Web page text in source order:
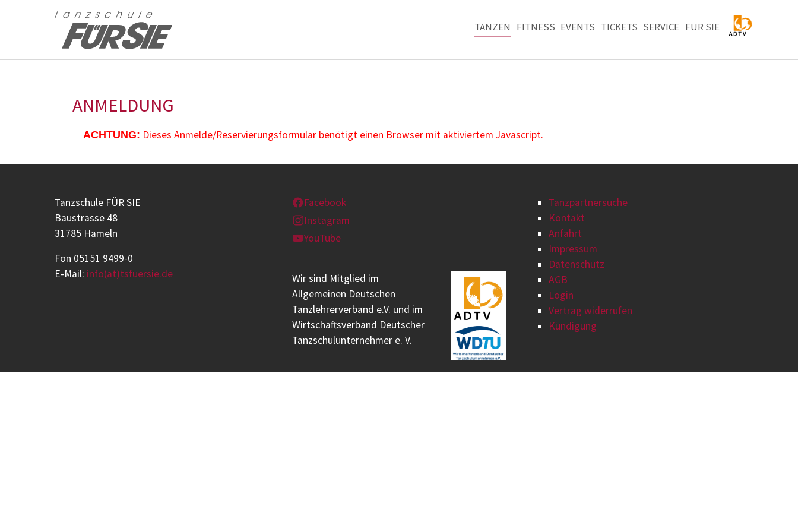
TANZEN FITNESS EVENTS TICKETS SERVICE FÜR SIE
ANMELDUNG
ACHTUNG: Dieses Anmelde/Reservierungsformular benötigt einen Browser mit aktiviertem Javascript.
Tanzschule FÜR SIE
Baustrasse 48
31785 Hameln
Fon 05151 9499-0
E-Mail: info(at)tsfuersie.de
Facebook
Instagram
YouTube
Wir sind Mitglied im
Allgemeinen Deutschen
Tanzlehrerverband e.V. und im
Wirtschaftsverband Deutscher
Tanzschulunternehmer e. V.
Tanzpartnersuche
Kontakt
Anfahrt
Impressum
Datenschutz
AGB
Login
Vertrag widerrufen
Kündigung